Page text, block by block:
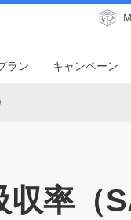
ラン キャンペーン
率（